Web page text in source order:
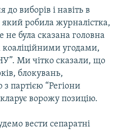
виборів і навіть в
робила журналістка,
не була сказана головна
коаліційними угодами,
Ми чітко сказали, що
блокувань,
партією “Регіони
ворожу позицію.
вести сепаратні